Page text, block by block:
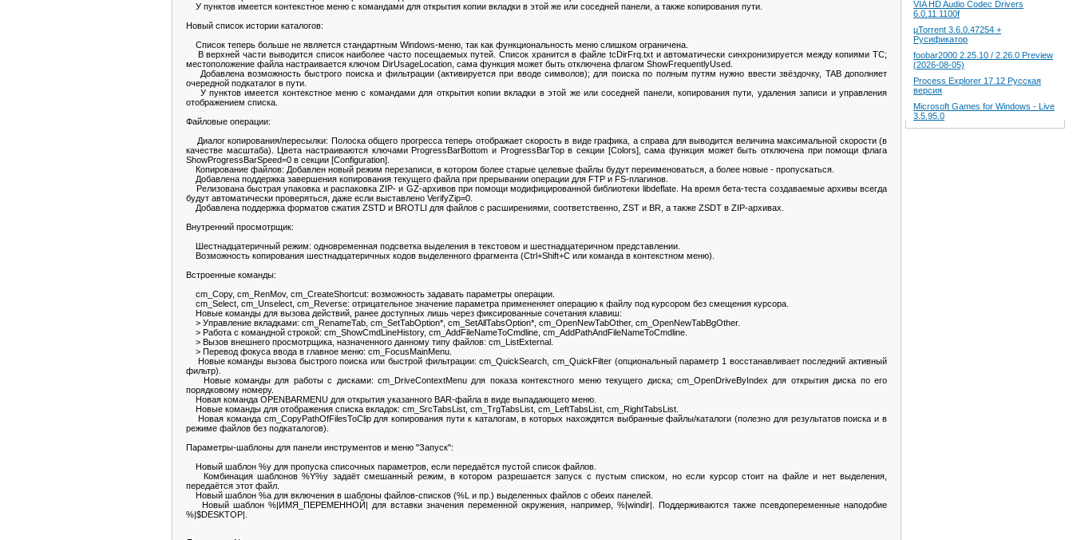
У пунктов имеется контекстное меню с командами для открытия копии вкладки в этой же или соседней панели, а также копирования пути.
Новый список истории каталогов:
Список теперь больше не является стандартным Windows-меню, так как функциональность меню слишком ограничена.
В верхней части выводится список наиболее часто посещаемых путей. Список хранится в файле tcDirFrq.txt и автоматически синхронизируется между копиями TC;
местоположение файла настраивается ключом DirUsageLocation, сама функция может быть отключена флагом ShowFrequentlyUsed.
Добавлена возможность быстрого поиска и фильтрации (активируется при вводе символов); для поиска по полным путям нужно ввести звёздочку, TAB дополняет
очередной подкаталог в пути.
У пунктов имеется контекстное меню с командами для открытия копии вкладки в этой же или соседней панели, копирования пути, удаления записи и управления
отображением списка.
Файловые операции:
Диалог копирования/пересылки: Полоска общего прогресса теперь отображает скорость в виде графика, а справа для выводится величина максимальной скорости (в
качестве масштаба). Цвета настраиваются ключами ProgressBarBottom и ProgressBarTop в секции [Colors], сама функция может быть отключена при помощи флага
ShowProgressBarSpeed=0 в секции [Configuration].
Копирование файлов: Добавлен новый режим перезаписи, в котором более старые целевые файлы будут переименоваться, а более новые - пропускаться.
Добавлена поддержка завершения копирования текущего файла при прерывании операции для FTP и FS-плагинов.
Релизована быстрая упаковка и распаковка ZIP- и GZ-архивов при помощи модифицированной библиотеки libdeflate. На время бета-теста создаваемые архивы всегда
будут автоматически проверяться, даже если выставлено VerifyZip=0.
Добавлена поддержка форматов сжатия ZSTD и BROTLI для файлов с расширениями, соответственно, ZST и BR, а также ZSDT в ZIP-архивах.
Внутренний просмотрщик:
Шестнадцатеричный режим: одновременная подсветка выделения в текстовом и шестнадцатеричном представлении.
Возможность копирования шестнадцатеричных кодов выделенного фрагмента (Ctrl+Shift+C или команда в контекстном меню).
Встроенные команды:
cm_Copy, cm_RenMov, cm_CreateShortcut: возможность задавать параметры операции.
cm_Select, cm_Unselect, cm_Reverse: отрицательное значение параметра примененяет операцию к файлу под курсором без смещения курсора.
Новые команды для вызова действий, ранее доступных лишь через фиксированные сочетания клавиш:
> Управление вкладками: cm_RenameTab, cm_SetTabOption*, cm_SetAllTabsOption*, cm_OpenNewTabOther, cm_OpenNewTabBgOther.
> Работа с командной строкой: cm_ShowCmdLineHistory, cm_AddFileNameToCmdline, cm_AddPathAndFileNameToCmdline.
> Вызов внешнего просмотрщика, назначенного данному типу файлов: cm_ListExternal.
> Перевод фокуса ввода в главное меню: cm_FocusMainMenu.
Новые команды вызова быстрого поиска или быстрой фильтрации: cm_QuickSearch, cm_QuickFilter (опциональный параметр 1 восстанавливает последний активный
фильтр).
Новые команды для работы с дисками: cm_DriveContextMenu для показа контекстного меню текущего диска; cm_OpenDriveByIndex для открытия диска по его
порядковому номеру.
Новая команда OPENBARMENU для открытия указанного BAR-файла в виде выпадающего меню.
Новые команды для отображения списка вкладок: cm_SrcTabsList, cm_TrgTabsList, cm_LeftTabsList, cm_RightTabsList.
Новая команда cm_CopyPathOfFilesToClip для копирования пути к каталогам, в которых нахождятся выбранные файлы/каталоги (полезно для результатов поиска и в
режиме файлов без подкаталогов).
Параметры-шаблоны для панели инструментов и меню "Запуск":
Новый шаблон %y для пропуска списочных параметров, если передаётся пустой список файлов.
Комбинация шаблонов %Y%y задаёт смешанный режим, в котором разрешается запуск с пустым списком, но если курсор стоит на файле и нет выделения,
передаётся этот файл.
Новый шаблон %a для включения в шаблоны файлов-списков (%L и пр.) выделенных файлов c обеих панелей.
Новый шаблон %|ИМЯ_ПЕРЕМЕННОЙ| для вставки значения переменной окружения, например, %|windir|. Поддерживаются также псевдопеременные наподобие
%|$DESKTOP|.
VIA HD Audio Codec Drivers
6.0.11.1100f
µTorrent 3.6.0.47254 +
Русификатор
foobar2000 2.25.10 / 2.26.0 Preview
(2026-08-05)
Process Explorer 17.12 Русская
версия
Microsoft Games for Windows - Live
3.5.95.0